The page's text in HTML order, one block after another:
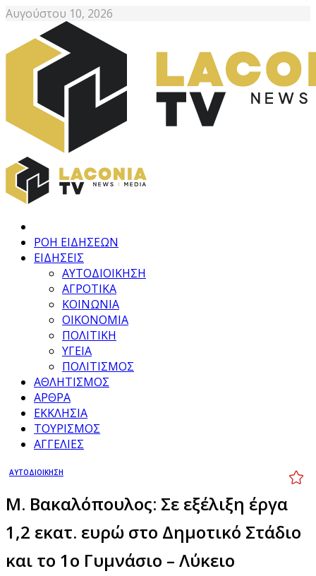
Αυγούστου 10, 2026
ΡΟΗ ΕΙΔΗΣΕΩΝ
ΕΙΔΗΣΕΙΣ
ΑΥΤΟΔΙΟΙΚΗΣΗ
ΑΓΡΟΤΙΚΑ
ΚΟΙΝΩΝΙΑ
ΟΙΚΟΝΟΜΙΑ
ΠΟΛΙΤΙΚΗ
ΥΓΕΙΑ
ΠΟΛΙΤΙΣΜΟΣ
ΑΘΛΗΤΙΣΜΟΣ
ΑΡΘΡΑ
ΕΚΚΛΗΣΙΑ
ΤΟΥΡΙΣΜΟΣ
ΑΓΓΕΛΙΕΣ
ΑΥΤΟΔΙΟΙΚΗΣΗ
Μ. Βακαλόπουλος: Σε εξέλιξη έργα
1,2 εκατ. ευρώ στο Δημοτικό Στάδιο
και το 1ο Γυμνάσιο – Λύκειο